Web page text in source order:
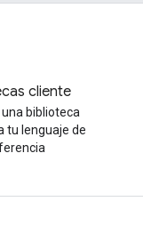
cliente
una biblioteca
tu lenguaje de